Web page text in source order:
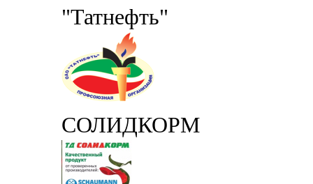
"Татнефть"
СОЛИДКОРМ